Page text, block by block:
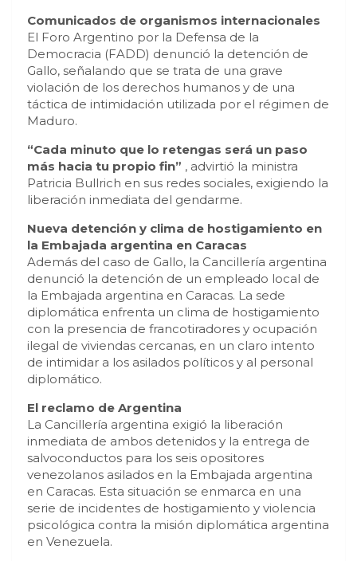
Comunicados de organismos internacionales
El Foro Argentino por la Defensa de la
Democracia (FADD) denunció la detención de
Gallo, señalando que se trata de una grave
violación de los derechos humanos y de una
táctica de intimidación utilizada por el régimen de
Maduro.
“Cada minuto que lo retengas será un paso
más hacia tu propio fin” , advirtió la ministra
Patricia Bullrich en sus redes sociales, exigiendo la
liberación inmediata del gendarme.
Nueva detención y clima de hostigamiento en
la Embajada argentina en Caracas
Además del caso de Gallo, la Cancillería argentina
denunció la detención de un empleado local de
la Embajada argentina en Caracas. La sede
diplomática enfrenta un clima de hostigamiento
con la presencia de francotiradores y ocupación
ilegal de viviendas cercanas, en un claro intento
de intimidar a los asilados políticos y al personal
diplomático.
El reclamo de Argentina
La Cancillería argentina exigió la liberación
inmediata de ambos detenidos y la entrega de
salvoconductos para los seis opositores
venezolanos asilados en la Embajada argentina
en Caracas. Esta situación se enmarca en una
serie de incidentes de hostigamiento y violencia
psicológica contra la misión diplomática argentina
en Venezuela.